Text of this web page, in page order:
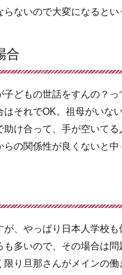
ないので大変になるとい
合
どもの世話をすんの？
それでOK。祖母がいな
け合って、手が空いて
の関係性が良くないと中
、やっぱり日本人学校
多いので、その場合は
り旦那さんがメインの